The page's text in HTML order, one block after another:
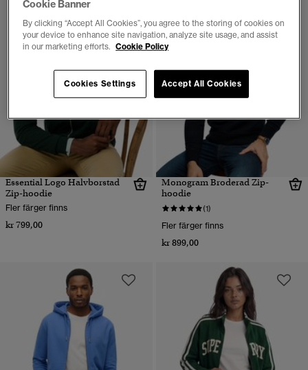
Essential Logo Halvborstad
Zip-hoodie
Fler färger finns
kr 799,00
Monogram Broderad Zip-
hoodie
(1)
Fler färger finns
kr 899,00
Cookie Banner
By clicking “Accept All Cookies”, you agree to the storing of cookies on
your device to enhance site navigation, analyze site usage, and assist
in our marketing efforts. Cookie Policy
Accept All Cookies
Cookies Settings